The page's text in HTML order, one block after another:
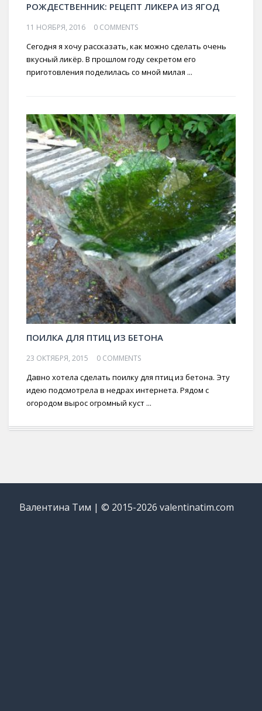
РОЖДЕСТВЕННИК: РЕЦЕПТ ЛИКЕРА ИЗ ЯГОД
11 НОЯБРЯ, 2016 0 COMMENTS
Сегодня я хочу рассказать, как можно сделать очень
вкусный ликёр. В прошлом году секретом его
приготовления поделилась со мной милая ...
ПОИЛКА ДЛЯ ПТИЦ ИЗ БЕТОНА
23 ОКТЯБРЯ, 2015 0 COMMENTS
Давно хотела сделать поилку для птиц из бетона. Эту
идею подсмотрела в недрах интернета. Рядом с
огородом вырос огромный куст ...
Валентина Тим | © 2015-2026 valentinatim.com